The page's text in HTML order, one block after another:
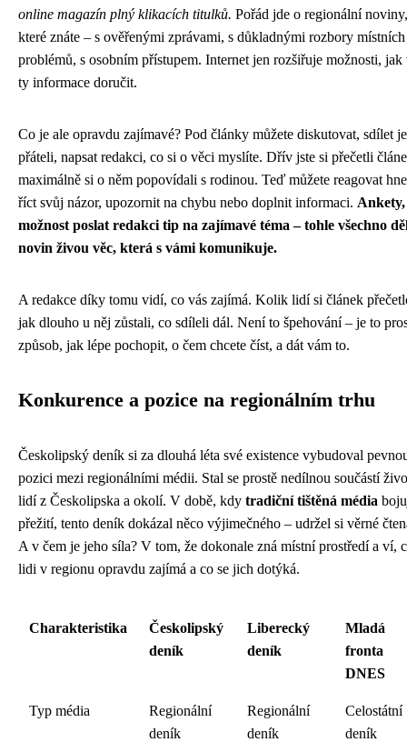
online magazín plný klikacích titulků. Pořád jde o regionální noviny,
které znáte – s ověřenými zprávami, s důkladnými rozbory místních
problémů, s osobním přístupem. Internet jen rozšiřuje možnosti, jak
ty informace doručit.
Co je ale opravdu zajímavé? Pod články můžete diskutovat, sdílet
přáteli, napsat redakci, co si o věci myslíte. Dřív jste si přečetli
maximálně si o něm popovídali s rodinou. Teď můžete reagovat
říct svůj názor, upozornit na chybu nebo doplnit informaci. Ankety,
možnost poslat redakci tip na zajímavé téma – tohle všechno
novin živou věc, která s vámi komunikuje.
A redakce díky tomu vidí, co vás zajímá. Kolik lidí si článek
jak dlouho u něj zůstali, co sdíleli dál. Není to špehování – je to
způsob, jak lépe pochopit, o čem chcete číst, a dát vám to.
Konkurence a pozice na regionálním trhu
Českolipský deník si za dlouhá léta své existence vybudoval
pozici mezi regionálními médii. Stal se prostě nedílnou součástí
lidí z Českolipska a okolí. V době, kdy tradiční tištěná média
přežití, tento deník dokázal něco výjimečného – udržel si věrné
A v čem je jeho síla? V tom, že dokonale zná místní prostředí a ví,
lidi v regionu opravdu zajímá a co se jich dotýká.
Charakteristika
Českolipský
deník
Liberecký
deník
Mladá
fronta
DNES
Typ média
Regionální
deník
Regionální
deník
Celostátní
deník